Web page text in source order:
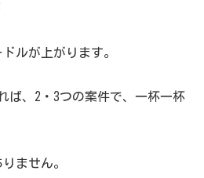
ルが上がります。
ば、2・3つの案件で、一杯一杯
ません。